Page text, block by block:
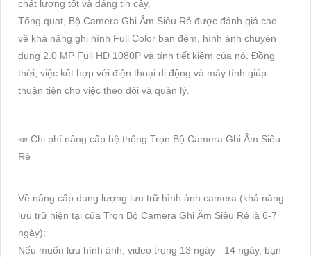
chất lượng tốt và đáng tin cậy.
Tổng quat, Bộ Camera Ghi Âm Siêu Rẻ được đánh giá cao
về khả năng ghi hình Full Color ban đêm, hình ảnh chuyên
dụng 2.0 MP Full HD 1080P và tính tiết kiệm của nó. Đồng
thời, việc kết hợp với điện thoại di động và máy tính giúp
thuận tiện cho việc theo dõi và quản lý.
📣 Chi phí nâng cấp hệ thống Trọn Bộ Camera Ghi Âm Siêu
Rẻ
Về nâng cấp dung lượng lưu trữ hình ảnh camera (khả năng
lưu trữ hiện tại của Trọn Bộ Camera Ghi Âm Siêu Rẻ là 6-7
ngày):
Nếu muốn lưu hình ảnh, video trong 13 ngày - 14 ngày, bạn